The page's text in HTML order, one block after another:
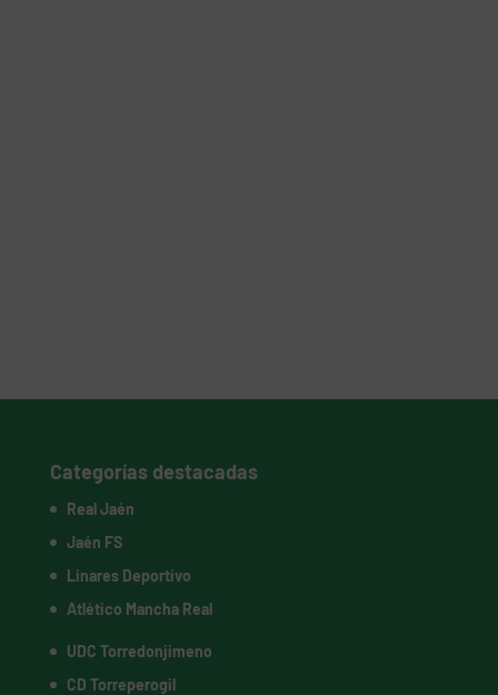
Categorías destacadas
Real Jaén
Jaén FS
Linares Deportivo
Atlético Mancha Real
UDC Torredonjimeno
CD Torreperogil